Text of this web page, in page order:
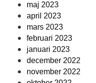
maj 2023
april 2023
mars 2023
februari 2023
januari 2023
december 2022
november 2022